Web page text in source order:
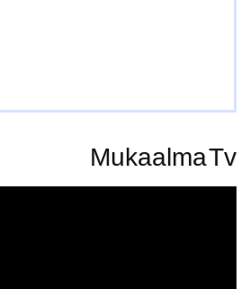
Mukaalma Tv